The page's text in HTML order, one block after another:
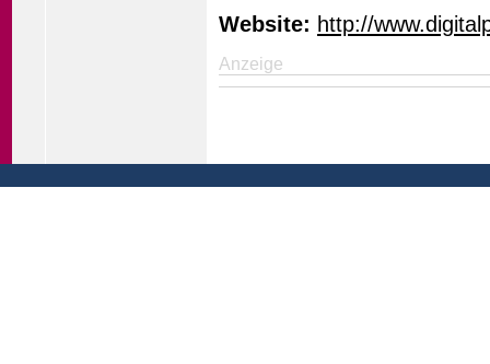
Website: http://
Anzeige